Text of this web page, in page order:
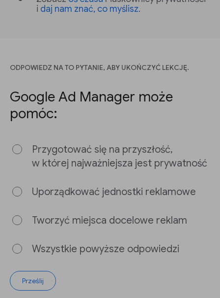
i daj nam znać, co myślisz.
ODPOWIEDZ NA TO PYTANIE, ABY UKOŃCZYĆ LEKCJĘ.
Google Ad Manager może
pomóc:
Przygotować się na przyszłość,
w której najważniejsza jest prywatność
Uporządkować jednostki reklamowe
Tworzyć miejsca docelowe reklam
Wszystkie powyższe odpowiedzi
Prześlij